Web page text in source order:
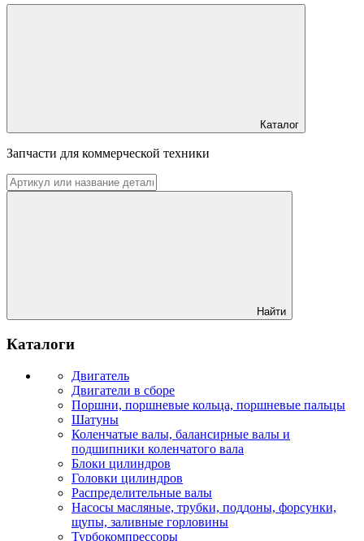
Каталог
Запчасти для коммерческой техники
Найти
Каталоги
Двигатель
Двигатели в сборе
Поршни, поршневые кольца, поршневые пальцы
Шатуны
Коленчатые валы, балансирные валы и
подшипники коленчатого вала
Блоки цилиндров
Головки цилиндров
Распределительные валы
Насосы масляные, трубки, поддоны, форсунки,
щупы, заливные горловины
Турбокомпрессоры